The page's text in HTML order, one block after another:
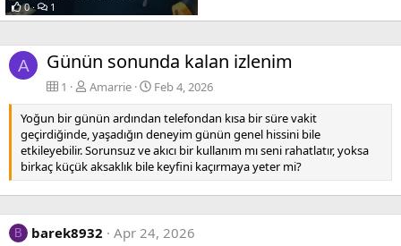
0
1
A Günün sonunda kalan izlenim
1 Amarrie
Feb 4, 2026
Yoğun bir günün ardından telefondan kısa bir süre vakit
geçirdiğinde, yaşadığın deneyim günün genel hissini bile
etkileyebilir. Sorunsuz ve akıcı bir kullanım mı seni rahatlatır, yoksa
birkaç küçük aksaklık bile keyfini kaçırmaya yeter mi?
B barek8932
Apr 24, 2026